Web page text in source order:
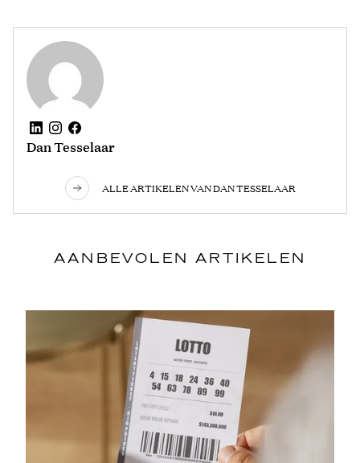
Dan Tesselaar
ALLE ARTIKELEN VAN DAN TESSELAAR
AANBEVOLEN ARTIKELEN